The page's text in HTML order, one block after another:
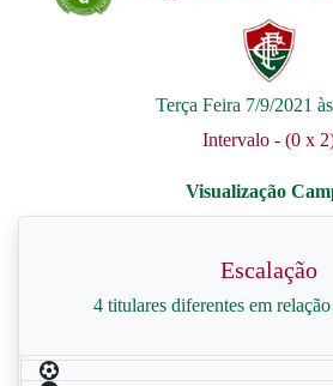
Terça Feira 7/9/2021
Intervalo - (0 x
Escalação
4 titulares diferentes em